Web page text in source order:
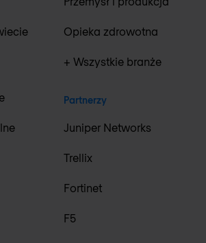
Opieka zdrowotna
+ Wszystkie branże
Partnerzy
Juniper Networks
Trellix
Fortinet
F5